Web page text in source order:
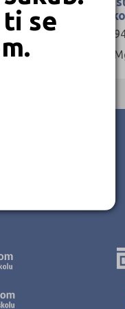
ti se
střední škola a
Jirákova 285
Jirákova 285,
Ředitel: Mgr. et